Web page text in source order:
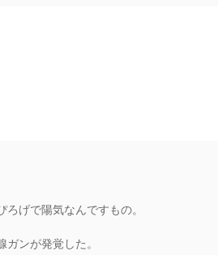
げで陽気なんですもの。
ンが発覚した。